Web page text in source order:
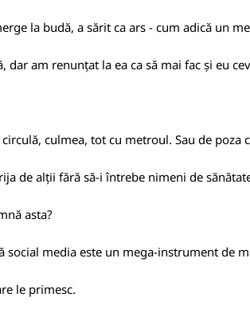
la budă, a sărit ca ars - cum adică un
am renunțat la ea ca să mai fac și eu
culmea, tot cu metroul. Sau de poza
de alții fără să-i întrebe nimeni de
asta?
media este un mega-instrument de
le primesc.